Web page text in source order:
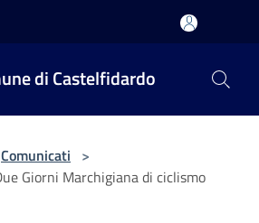
di Castelfidardo
Comunicati >
Giorni Marchigiana di ciclismo